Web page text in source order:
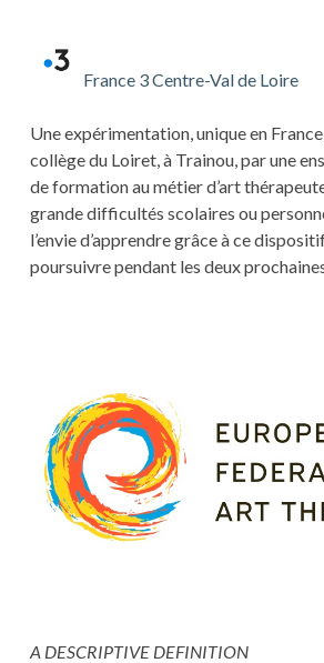
France 3 Centre-Val de Loire
Une expérimentation, unique en
collège du Loiret, à Trainou, par une
de formation au métier d’art
grande difficultés scolaires ou
l’envie d’apprendre grâce à ce
poursuivre pendant les deux
A DESCRIPTIVE DEFINITION